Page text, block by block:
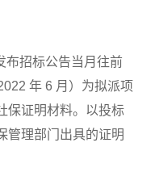
布招标公告当月往前
年 6 月）为拟派项
保证明材料。以投标
管理部门出具的证明